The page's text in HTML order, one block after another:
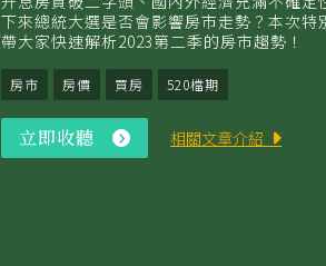
下來總統大選是否會影響房市走勢？本次
帶大家快速解析2023第二季的房市趨勢！
房市 房價 買房 520檔期
立即收聽
即
相關文章介紹